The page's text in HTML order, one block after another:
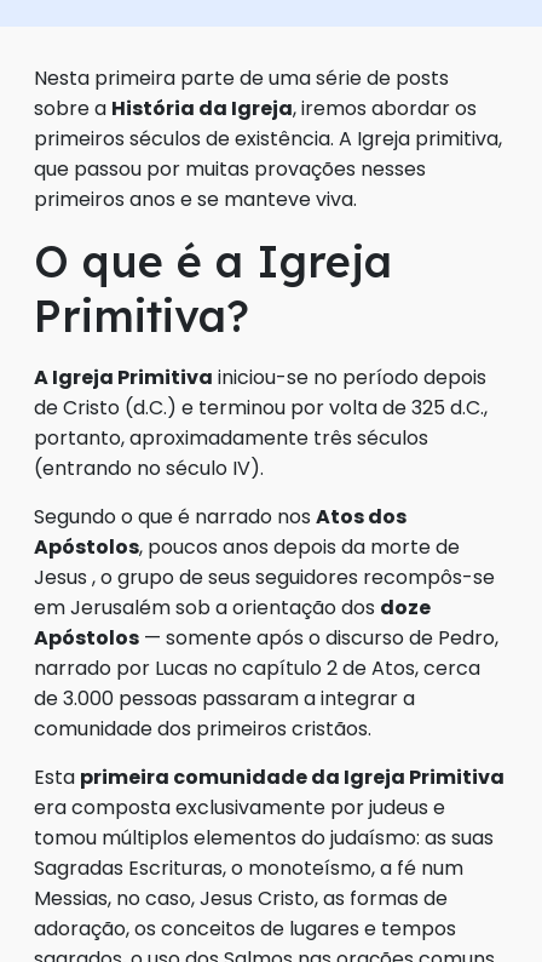
Nesta primeira parte de uma série de posts
sobre a História da Igreja, iremos abordar os
primeiros séculos de existência. A Igreja primitiva,
que passou por muitas provações nesses
primeiros anos e se manteve viva.
O que é a Igreja
Primitiva?
A Igreja Primitiva iniciou-se no período depois
de Cristo (d.C.) e terminou por volta de 325 d.C.,
portanto, aproximadamente três séculos
(entrando no século IV).
Segundo o que é narrado nos Atos dos
Apóstolos, poucos anos depois da morte de
Jesus , o grupo de seus seguidores recompôs-se
em Jerusalém sob a orientação dos doze
Apóstolos — somente após o discurso de Pedro,
narrado por Lucas no capítulo 2 de Atos, cerca
de 3.000 pessoas passaram a integrar a
comunidade dos primeiros cristãos.
Esta primeira comunidade da Igreja Primitiva
era composta exclusivamente por judeus e
tomou múltiplos elementos do judaísmo: as suas
Sagradas Escrituras, o monoteísmo, a fé num
Messias, no caso, Jesus Cristo, as formas de
adoração, os conceitos de lugares e tempos